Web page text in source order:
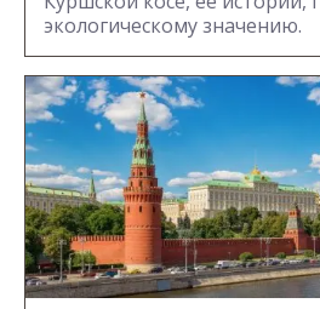
экологическому значению.